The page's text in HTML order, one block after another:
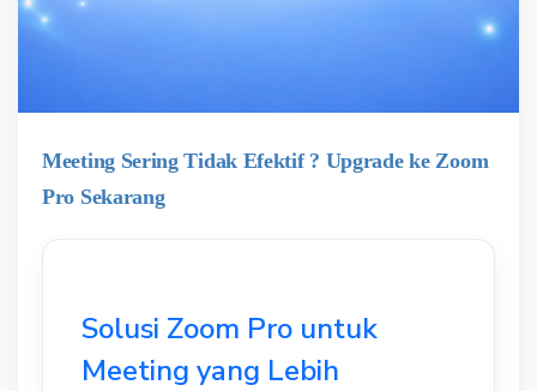
Meeting Sering Tidak Efektif ? Upgrade ke Zoom
Pro Sekarang
Solusi Zoom Pro untuk
Meeting yang Lebih